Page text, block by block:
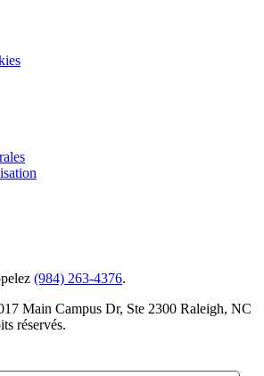
(984) 263-4376.
Main Campus Dr, Ste 2300 Raleigh, NC
réservés.